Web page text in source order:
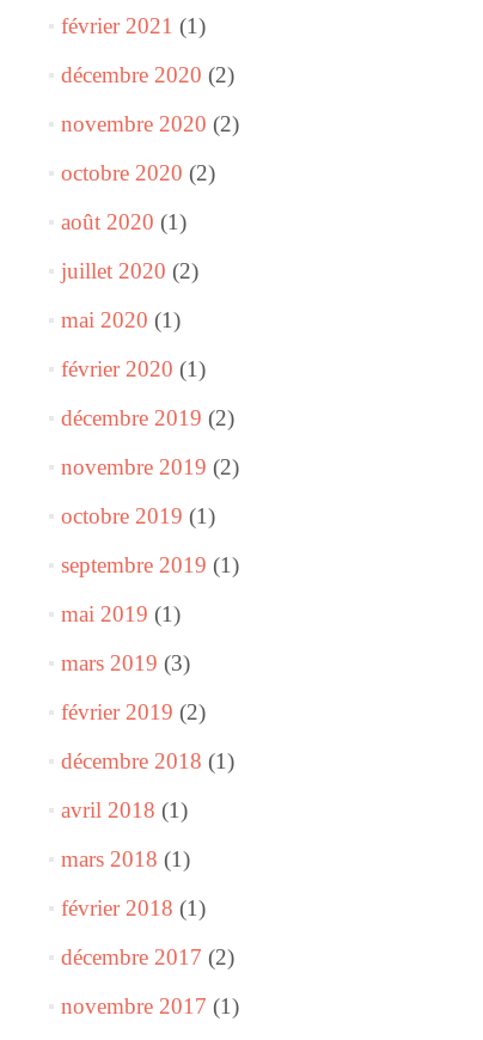
février 2021 (1)
décembre 2020 (2)
novembre 2020 (2)
octobre 2020 (2)
août 2020 (1)
juillet 2020 (2)
mai 2020 (1)
février 2020 (1)
décembre 2019 (2)
novembre 2019 (2)
octobre 2019 (1)
septembre 2019 (1)
mai 2019 (1)
mars 2019 (3)
février 2019 (2)
décembre 2018 (1)
avril 2018 (1)
mars 2018 (1)
février 2018 (1)
décembre 2017 (2)
novembre 2017 (1)